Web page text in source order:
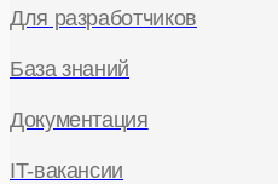
Для разработчиков
База знаний
Документация
IT-вакансии